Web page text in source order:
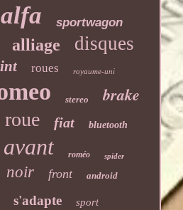
alfa sportwagon
alliage disques
roues royaume-uni
stereo brake
roue fiat bluetooth
avant roméo spider
noir front android
s'adapte sport